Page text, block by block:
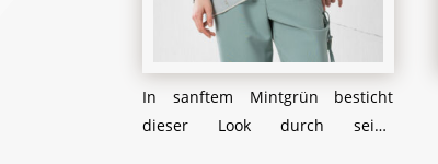
Ensemble zeitlose Eleganz aus.
In sanftem Mintgrün besticht
dieser Look durch seine